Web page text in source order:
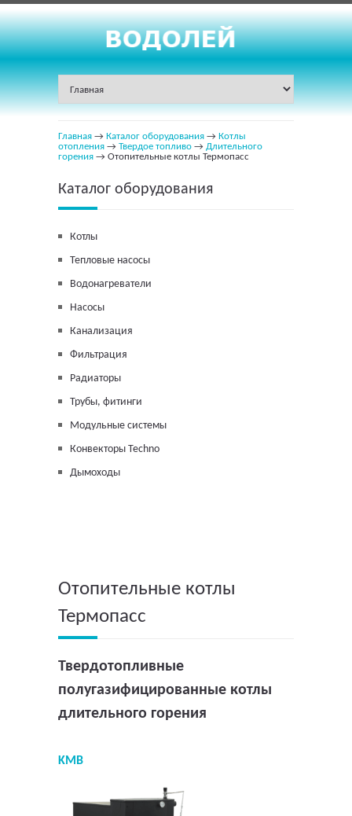
Главная → Каталог оборудования → Котлы
отопления → Твердое топливо → Длительного
горения → Отопительные котлы Термопасс
Каталог оборудования
Котлы
Тепловые насосы
Водонагреватели
Насосы
Канализация
Фильтрация
Радиаторы
Трубы, фитинги
Модульные системы
Конвекторы Techno
Дымоходы
Отопительные котлы
Термопасс
Твердотопливные
полугазифицированные котлы
длительного горения
KMB